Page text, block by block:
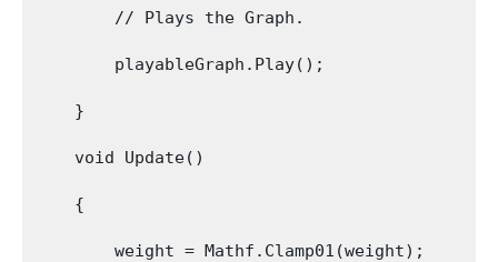
        // Plays the Graph.
        playableGraph.Play();
    }
    void Update()
    {
        weight = Mathf.Clamp01(weight);